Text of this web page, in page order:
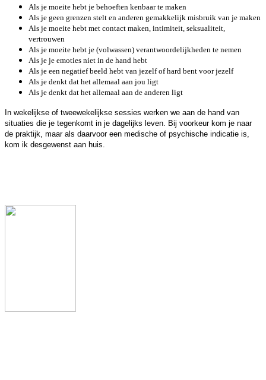
Als je moeite hebt je behoeften kenbaar te maken
Als je geen grenzen stelt en anderen gemakkelijk misbruik van je maken
Als je moeite hebt met contact maken, intimiteit, seksualiteit,
vertrouwen
Als je moeite hebt je (volwassen) verantwoordelijkheden te nemen
Als je je emoties niet in de hand hebt
Als je een negatief beeld hebt van jezelf of hard bent voor jezelf
Als je denkt dat het allemaal aan jou ligt
Als je denkt dat het allemaal aan de anderen ligt
In wekelijkse of tweewekelijkse sessies werken we aan de hand van
situaties die je tegenkomt in je dagelijks leven. Bij voorkeur kom je naar
de praktijk, maar als daarvoor een medische of psychische indicatie is,
kom ik desgewenst aan huis.